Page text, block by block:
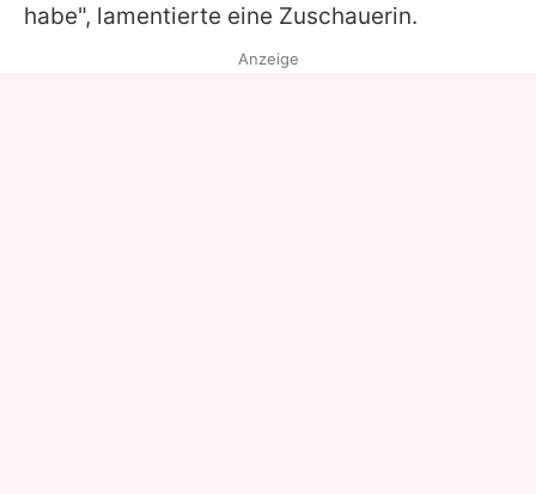
habe", lamentierte eine Zuschauerin.
Anzeige